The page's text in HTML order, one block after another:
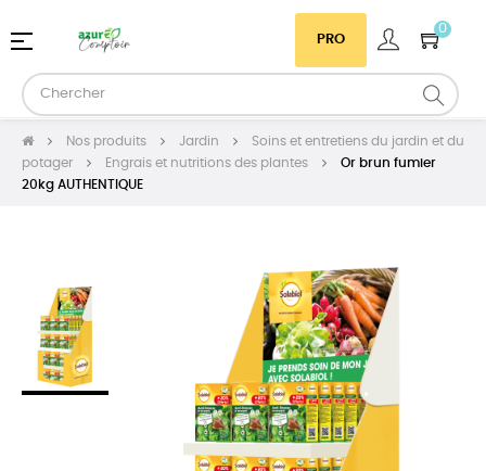
PRO
0
Basculer
navigation
☰
Nos produits Jardin
Soins et entretiens du jardin et du
potager
Engrais et nutritions des plantes
Or brun fumier
20kg AUTHENTIQUE